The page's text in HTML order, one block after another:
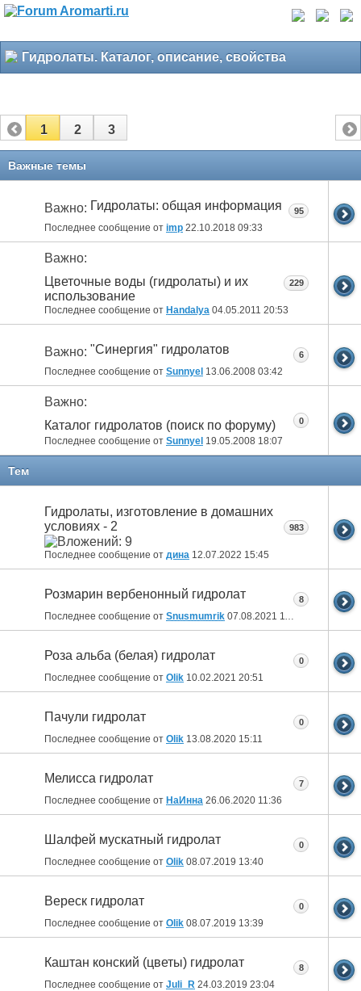
Гидролаты. Каталог, описание, свойства
1 2 3
Важные темы
Важно: Гидролаты: общая информация
Последнее сообщение от imp 22.10.2018 09:33
95
Важно:
Цветочные воды (гидролаты) и их
использование
Последнее сообщение от Handalya 04.05.2011 20:53
229
Важно: "Синергия" гидролатов
Последнее сообщение от Sunnyel 13.06.2008 03:42
6
Важно:
Каталог гидролатов (поиск по форуму)
Последнее сообщение от Sunnyel 19.05.2008 18:07
0
Тем
Гидролаты, изготовление в домашних
условиях - 2
Последнее сообщение от дина 12.07.2022 15:45
983
Розмарин вербенонный гидролат
Последнее сообщение от Snusmumrik 07.08.2021 11:47
8
Роза альба (белая) гидролат
Последнее сообщение от Olik 10.02.2021 20:51
0
Пачули гидролат
Последнее сообщение от Olik 13.08.2020 15:11
0
Мелисса гидролат
Последнее сообщение от НаИнна 26.06.2020 11:36
7
Шалфей мускатный гидролат
Последнее сообщение от Olik 08.07.2019 13:40
0
Вереск гидролат
Последнее сообщение от Olik 08.07.2019 13:39
0
Каштан конский (цветы) гидролат
Последнее сообщение от Juli_R 24.03.2019 23:04
8